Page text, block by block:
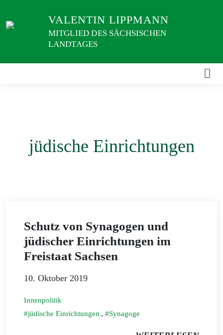
zum
VALENTIN LIPPMANN
MITGLIED DES SÄCHSISCHEN
LANDTAGES
jüdische Einrichtungen
Schutz von Synagogen und
jüdischer Einrichtungen im
Freistaat Sachsen
10. Oktober 2019
Innenpolitik
jüdische Einrichtungen , Synagoge